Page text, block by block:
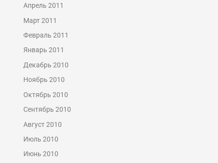
Апрель 2011
Март 2011
Февраль 2011
Январь 2011
Декабрь 2010
Ноябрь 2010
Октябрь 2010
Сентябрь 2010
Август 2010
Июль 2010
Июнь 2010